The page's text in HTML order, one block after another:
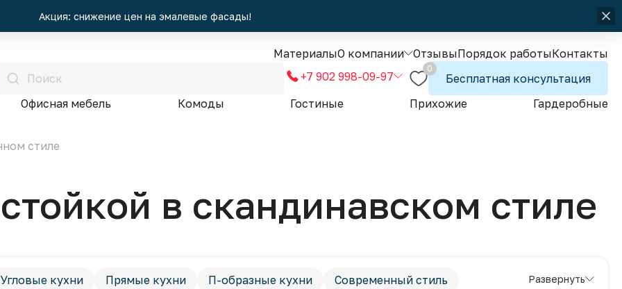
Акция: снижение цен на эмалевые фасады!
МатериалыО компании ОтзывыПорядок работыКонтакты
+7 902 998-09-97
0
Бесплатная консультация
Офисная мебель Комоды Гостиные Прихожие Гардеробные
стиле
в скандинавском стиле
Угловые кухни Прямые кухни П-образные кухни
Современный стиль
Развернуть